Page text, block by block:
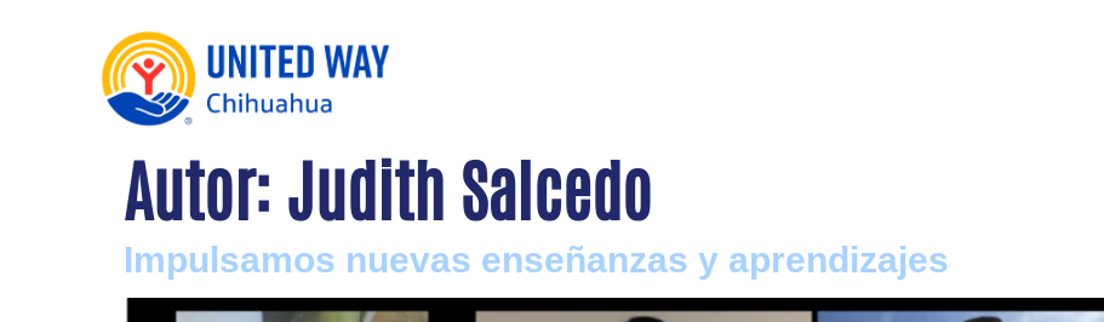
Autor: Judith Salcedo
Impulsamos nuevas enseñanzas y aprendizajes